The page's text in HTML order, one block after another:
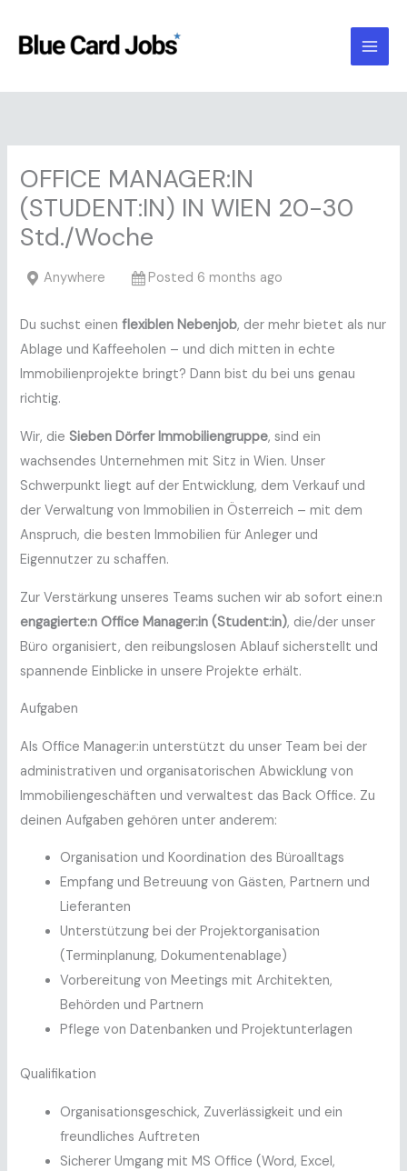
content
OFFICE MANAGER:IN
(STUDENT:IN) IN WIEN 20-30
Std./Woche
Anywhere Posted 6 months ago
Du suchst einenflexiblen Nebenjob, der mehr bietet als nur
Ablage und Kaffeeholen – und dich mitten in echte
Immobilienprojekte bringt? Dann bist du bei uns genau
richtig.
Wir, die Sieben Dörfer Immobiliengruppe, sind ein
wachsendes Unternehmen mit Sitz in Wien. Unser
Schwerpunkt liegt auf der Entwicklung, dem Verkauf und
der Verwaltung von Immobilien in Österreich – mit dem
Anspruch, die besten Immobilien für Anleger und
Eigennutzer zu schaffen.
Zur Verstärkung unseres Teams suchen wir ab sofort eine:n
engagierte:n Office Manager:in (Student:in), die/der unser
Büro organisiert, den reibungslosen Ablauf sicherstellt und
spannende Einblicke in unsere Projekte erhält.
Aufgaben
Als Office Manager:in unterstützt du unser Team bei der
administrativen und organisatorischen Abwicklung von
Immobiliengeschäften und verwaltest das Back Office. Zu
deinen Aufgaben gehören unter anderem:
Organisation und Koordination des Büroalltags
Empfang und Betreuung von Gästen, Partnern und
Lieferanten
Unterstützung bei der Projektorganisation
(Terminplanung, Dokumentenablage)
Vorbereitung von Meetings mit Architekten,
Behörden und Partnern
Pflege von Datenbanken und Projektunterlagen
Qualifikation
Organisationsgeschick, Zuverlässigkeit und ein
freundliches Auftreten
Sicherer Umgang mit MS Office (Word, Excel,